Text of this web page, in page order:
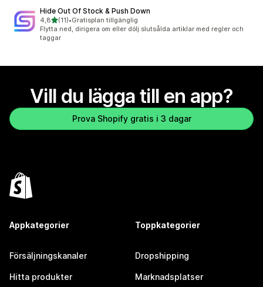
Hide Out Of Stock & Push Down
4,8av 5 stjärnor
(11)
11 recensioner totalt
•Gratisplan tillgänglig
Flytta ned, dirigera om eller dölj slutsålda artiklar med regler och
taggar
Vill du lägga till en app?
Prova Shopify gratis i 3 dagar
Appkategorier
Försäljningskanaler
Hitta produkter
Toppkategorier
Dropshipping
Marknadsplatser